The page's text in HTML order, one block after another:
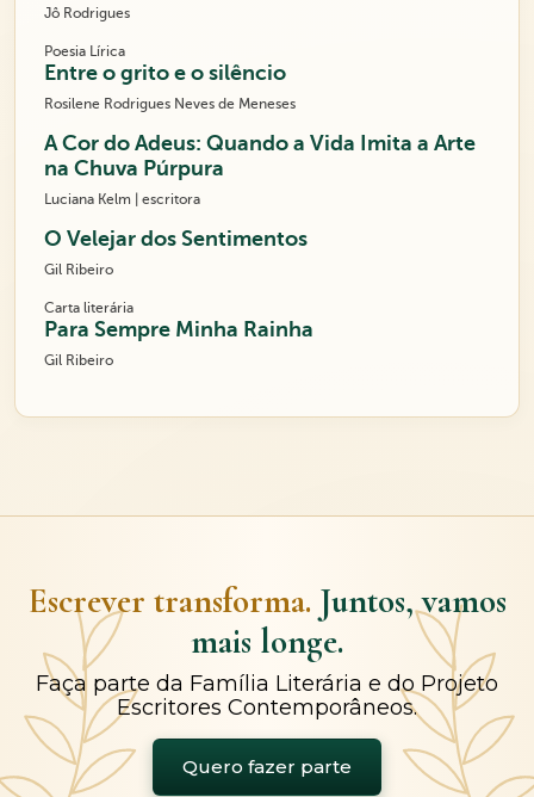
Jô Rodrigues
Poesia Lírica
Entre o grito e o silêncio
Rosilene Rodrigues Neves de Meneses
A Cor do Adeus: Quando a Vida Imita a Arte
na Chuva Púrpura
Luciana Kelm | escritora
O Velejar dos Sentimentos
Gil Ribeiro
Carta literária
Para Sempre Minha Rainha
Gil Ribeiro
Escrever transforma. Juntos, vamos
mais longe.
Faça parte da Família Literária e do Projeto
Escritores Contemporâneos.
Quero fazer parte